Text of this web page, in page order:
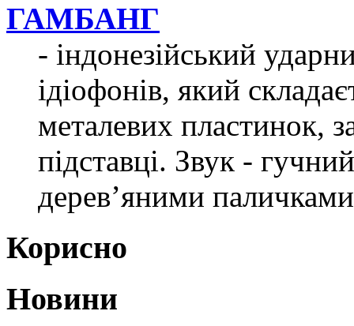
ГАМБАНГ
- індонезійський
ідіофонів, який
металевих пластинок,
підставці. Звук -
дерев’яними
Корисно
Новини